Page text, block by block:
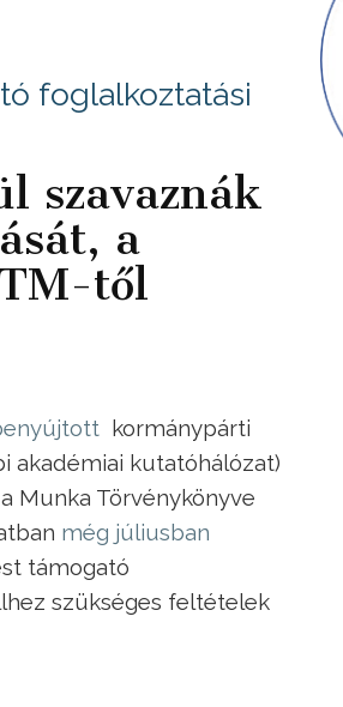
foglalkoztatási
szavaznák
a
től
kormánypárti
akadémiai kutatóhálózat)
Munka Törvénykönyve
még júliusban
támogató
szükséges feltételek